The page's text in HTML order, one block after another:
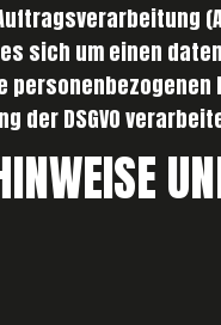
sich um einen
der DSGVO